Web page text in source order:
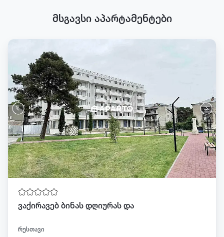
მსგავსი აპარტამენტები
ვაქირავებ ბინას დღიურას და
რუსთავი